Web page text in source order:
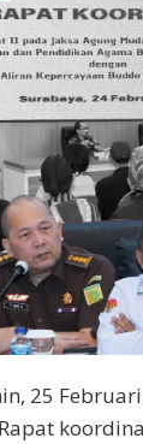
Kemenag
RI
dengan
Pengurus
Aliran
Buddo
Djawi
Wisnu
Indonesia
25